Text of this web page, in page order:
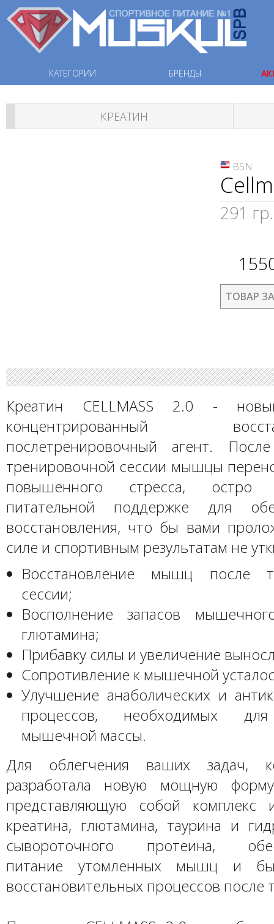
КАТЕГОРИИ БРЕНДЫ
КРЕАТИН
BSN
291 гр.
ТОВАР
Креатин CELLMASS 2.0 -
концентрированный
послетренировочный агент.
тренировочной сессии мышцы
повышенного стресса,
питательной поддержке для
восстановления, что бы вами
силе и спортивным результатам не
Восстановление мышц после
сессии;
Восполнение запасов
глютамина;
Прибавку силы и увеличение
Сопротивление к мышечной
Улучшение анаболических и
процессов, необходимых
мышечной массы.
Для облегчения ваших задач,
разработала новую мощную
представляющую собой
креатина, глютамина, таурина и
сывороточного протеина,
питание утомленных мышц и
восстановительных процессов после